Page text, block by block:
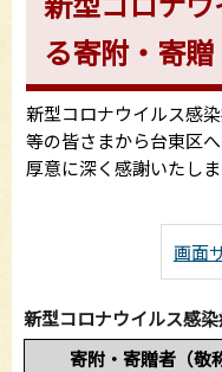
る寄附・寄贈
新型コロナウイルス感
等の皆さまから台東区
厚意に深く感謝いたしま
画面
新型コロナウイルス感
寄附・寄贈者（敬